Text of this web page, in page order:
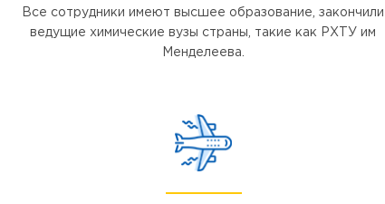
Все сотрудники имеют высшее образование, закончили
ведущие химические вузы страны, такие как РХТУ им
Менделеева.